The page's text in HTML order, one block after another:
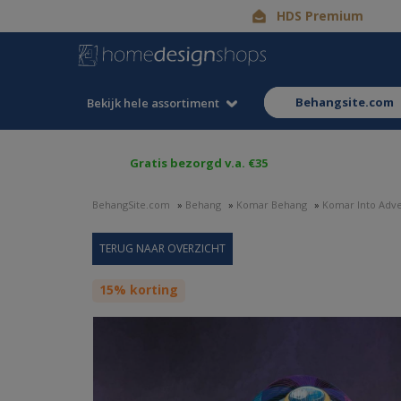
HDS Premium
Bekijk hele assortiment behangsite.com
Gratis bezorgd v.a. €35
BehangSite.com » Behang » Komar Behang » Komar Into
15% korting